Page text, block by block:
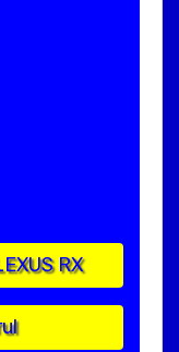
RX